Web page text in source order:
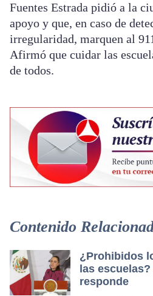
Fuentes Estrada pidió a la
apoyo y que, en caso de
irregularidad, marquen al
Afirmó que cuidar las
de todos.
Contenido
¿Prohibidos
las
responde